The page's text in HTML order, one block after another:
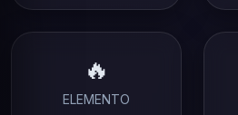
🔥
ELEMENTO